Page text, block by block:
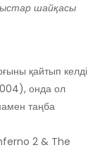
шайқасы
қайтып келді
онда ол
таңба
2 & The